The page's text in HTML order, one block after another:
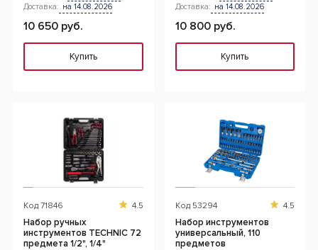
Доставка: на 14.08.2026
10 650 руб.
Купить
Доставка: на 14.08.2026
10 800 руб.
Купить
Код 71846 4.5
Набор ручных
инструментов TECHNIC 72
предмета 1/2", 1/4"
Код 53294 4.5
Набор инструментов
универсальный, 110
предметов